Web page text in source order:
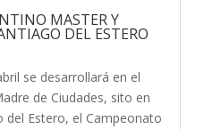
MASTER Y
DEL ESTERO
se desarrollará en el
de Ciudades, sito en
del Estero, el Campeonato